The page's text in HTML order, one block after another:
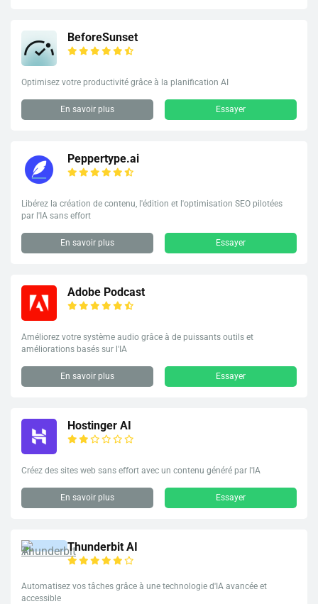
BeforeSunset
Optimisez votre productivité grâce à la planification AI
En savoir plus Essayer
Peppertype.ai
Libérez la création de contenu, l'édition et l'optimisation SEO pilotées
par l'IA sans effort
En savoir plus Essayer
Adobe Podcast
Améliorez votre système audio grâce à de puissants outils et
améliorations basés sur l'IA
En savoir plus Essayer
Hostinger AI
Créez des sites web sans effort avec un contenu généré par l'IA
En savoir plus Essayer
Thunderbit AI
Automatisez vos tâches grâce à une technologie d'IA avancée et
accessible